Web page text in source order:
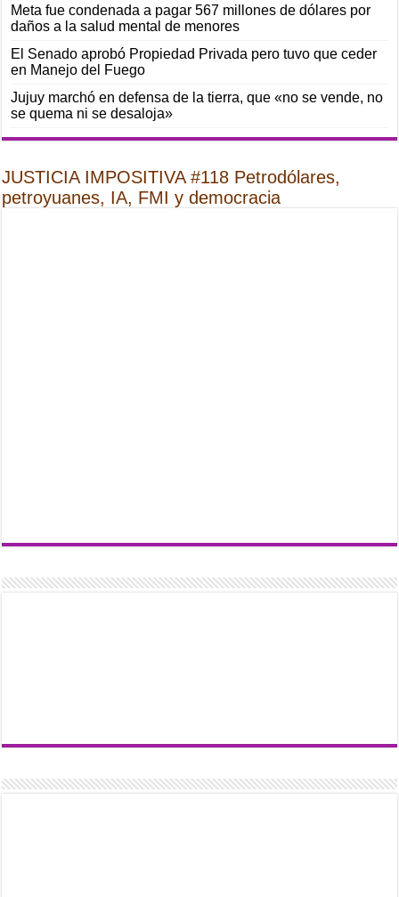
Meta fue condenada a pagar 567 millones de dólares por
daños a la salud mental de menores
El Senado aprobó Propiedad Privada pero tuvo que ceder
en Manejo del Fuego
Jujuy marchó en defensa de la tierra, que «no se vende, no
se quema ni se desaloja»
JUSTICIA IMPOSITIVA #118 Petrodólares,
petroyuanes, IA, FMI y democracia